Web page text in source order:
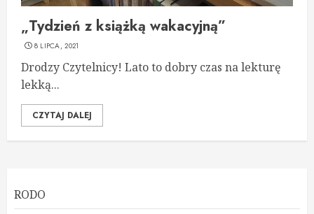
„Tydzień z książką wakacyjną”
8 LIPCA, 2021
Drodzy Czytelnicy! Lato to dobry czas na lekturę
lekką...
CZYTAJ DALEJ
RODO